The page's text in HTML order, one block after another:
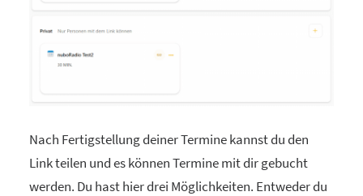
Nach Fertigstellung deiner Termine kannst du den
Link teilen und es können Termine mit dir gebucht
werden. Du hast hier drei Möglichkeiten. Entweder du